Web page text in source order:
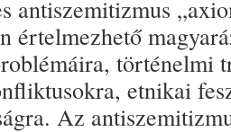
antiszemitizmus
értelmezhető
történelmi
etnikai
Az